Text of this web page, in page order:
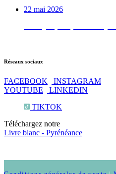
22 mai 2026
Réseaux sociaux
FACEBOOK
INSTAGRAM
YOUTUBE
LINKEDIN
TIKTOK
Téléchargez notre
Livre blanc - Pyrénéance